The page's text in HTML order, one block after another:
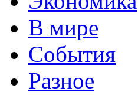
В мире
События
Разное